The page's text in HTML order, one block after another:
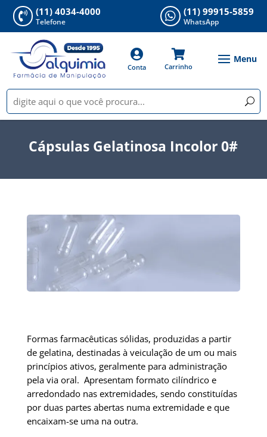
 (11) 4034-4000
Telefone  (11) 99915-5859
WhatsApp

Conta

Carrinho
Cápsulas Gelatinosa Incolor 0#
Formas farmacêuticas sólidas, produzidas a partir
de gelatina, destinadas à veiculação de um ou mais
princípios ativos, geralmente para administração
pela via oral. Apresentam formato cilíndrico e
arredondado nas extremidades, sendo constituídas
por duas partes abertas numa extremidade e que
encaixam-se uma na outra.